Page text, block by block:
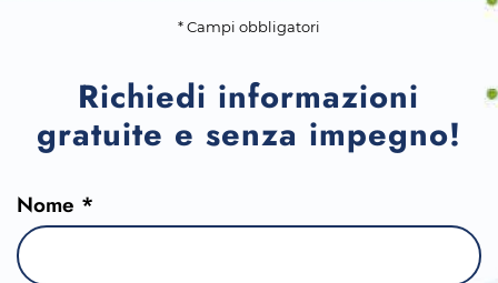
* Campi obbligatori
Richiedi informazioni
gratuite e senza impegno!
Nome *